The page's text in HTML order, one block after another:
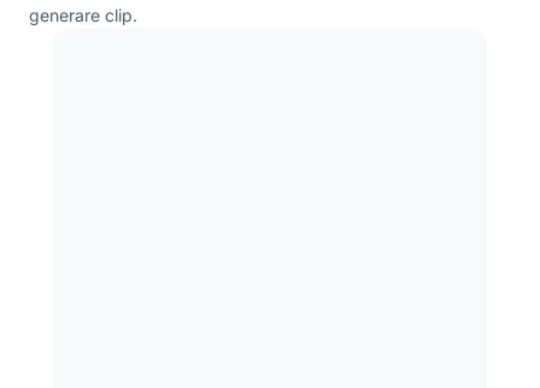
generare clip.